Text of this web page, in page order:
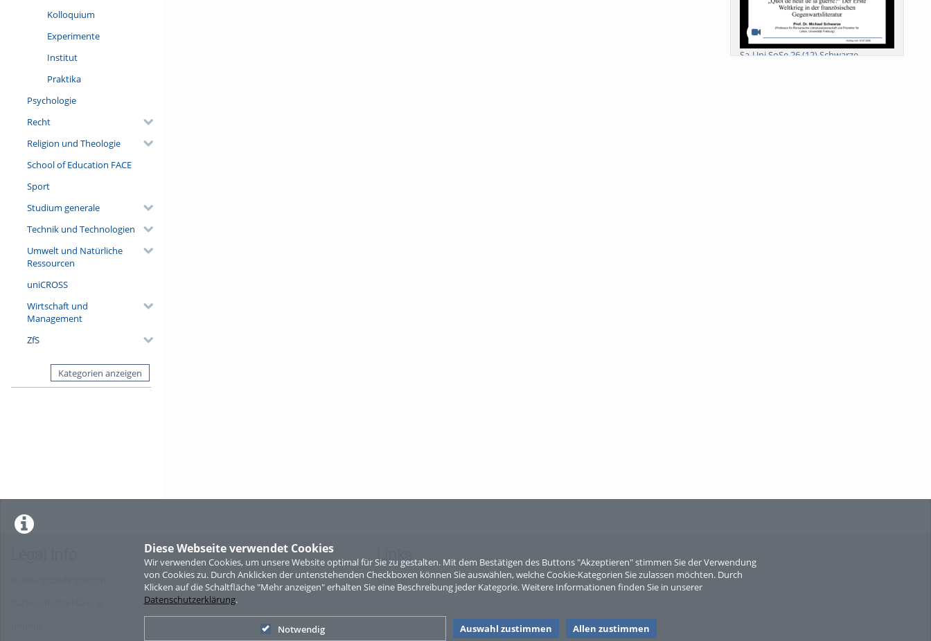
Diese Webseite verwendet Cookies
Wir verwenden Cookies, um unsere Website optimal für Sie zu gestalten. Mit dem Bestätigen des Buttons "Akzeptieren" stimmen Sie der Verwendung
von Cookies zu. Durch Anklicken der untenstehenden Checkboxen können Sie auswählen, welche Cookie-Kategorien Sie zulassen möchten. Durch
Klicken auf die Schaltfläche "Mehr anzeigen" erhalten Sie eine Beschreibung jeder Kategorie. Weitere Informationen finden Sie in unserer
Datenschutzerklärung.
Notwendig Auswahl zustimmen Allen zustimmen
Kolloquium
Experimente
Institut
Praktika
Psychologie
Recht
Religion und Theologie
School of Education FACE
Sport
Studium generale
Technik und Technologien
Umwelt und Natürliche
Ressourcen
uniCROSS
Wirtschaft und
Management
ZfS
Kategorien anzeigen
Sa-Uni SoSe 26 (12) Schwarze
Links
Sitemap